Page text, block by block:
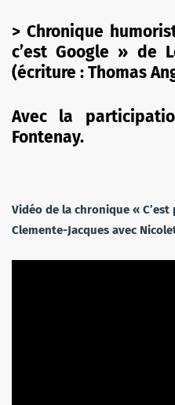
> Chronique
c’est Google » de
(écriture : Thomas
Avec la
Fontenay.
Vidéo de la chronique « C’est
Clemente-Jacques avec